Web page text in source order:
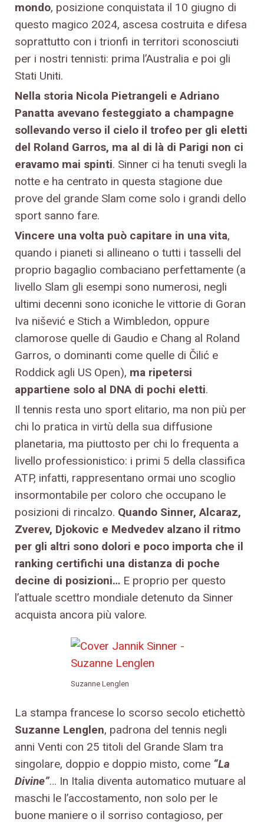
mondo, posizione conquistata il 10 giugno di
questo magico 2024, ascesa costruita e difesa
soprattutto con i trionfi in territori sconosciuti
per i nostri tennisti: prima l’Australia e poi gli
Stati Uniti.
Nella storia Nicola Pietrangeli e Adriano
Panatta avevano festeggiato a champagne
sollevando verso il cielo il trofeo per gli eletti
del Roland Garros, ma al di là di Parigi non ci
eravamo mai spinti. Sinner ci ha tenuti svegli la
notte e ha centrato in questa stagione due
prove del grande Slam come solo i grandi dello
sport sanno fare.
Vincere una volta può capitare in una vita,
quando i pianeti si allineano o tutti i tasselli del
proprio bagaglio combaciano perfettamente (a
livello Slam gli esempi sono numerosi, negli
ultimi decenni sono iconiche le vittorie di Goran
Iva nišević e Stich a Wimbledon, oppure
clamorose quelle di Gaudio e Chang al Roland
Garros, o dominanti come quelle di Čilić e
Roddick agli US Open), ma ripetersi
appartiene solo al DNA di pochi eletti.
Il tennis resta uno sport elitario, ma non più per
chi lo pratica in virtù della sua diffusione
planetaria, ma piuttosto per chi lo frequenta a
livello professionistico: i primi 5 della classifica
ATP, infatti, rappresentano ormai uno scoglio
insormontabile per coloro che occupano le
posizioni di rincalzo. Quando Sinner, Alcaraz,
Zverev, Djokovic e Medvedev alzano il ritmo
per gli altri sono dolori e poco importa che il
ranking certifichi una distanza di poche
decine di posizioni… E proprio per questo
l’attuale scettro mondiale detenuto da Sinner
acquista ancora più valore.
Suzanne Lenglen
La stampa francese lo scorso secolo etichettò
Suzanne Lenglen, padrona del tennis negli
anni Venti con 25 titoli del Grande Slam tra
singolare, doppio e doppio misto, come “La
Divine”… In Italia diventa automatico mutuare al
maschi le l’accostamento, non solo per le
buone maniere o il sorriso contagioso, per